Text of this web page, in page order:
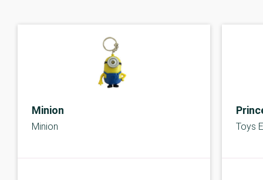
Minion
Minion Toys